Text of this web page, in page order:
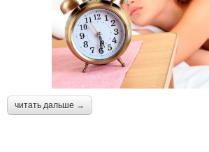
читать дальше →